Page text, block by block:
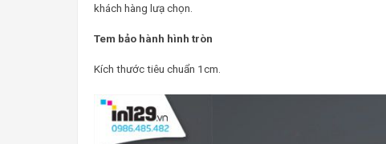
khách hàng lưạ chọn.
Tem bảo hành hình tròn
Kích thước tiêu chuẩn 1cm.